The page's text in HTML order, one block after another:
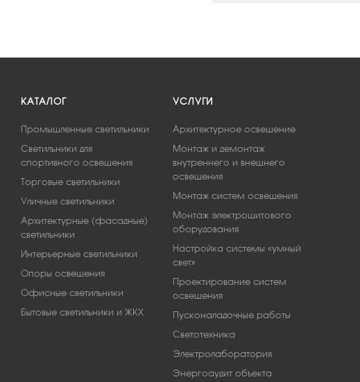
КАТАЛОГ
Промышленные светильники
Светильники для
спортивного освещения
Торговые светильники
Уличные светильники
Архитектурные (фасадные)
светильники
Интерьерные светильники
Опоры освещения
Офисные светильники
Бытовые светильники и ЖКХ
УСЛУГИ
Архитектурное освещение
Монтаж и демонтаж
внутреннего и внешнего
освещения
Монтаж систем освещения
Монтаж электрощитового
оборудования
Настройка системы «умный
свет»
Проектирование систем
освещения
Пусконаладочные работы
Светотехника
Электролаборатория
Энергоаудит объекта